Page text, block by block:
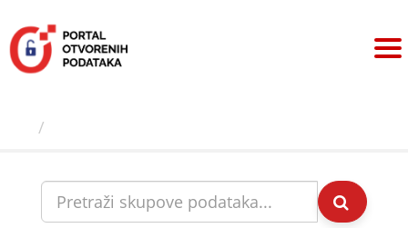
sadržaj